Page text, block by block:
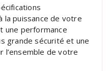
la puissance de votre
une performance
grande sécurité et une
l’ensemble de votre